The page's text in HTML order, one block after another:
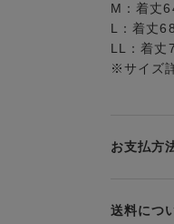
M：着丈
L：着丈
LL：着丈
※サイズ
お支払方
お支払い
代金引換
送料につ